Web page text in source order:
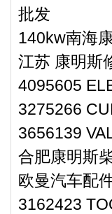
批发
140kw南海
江苏 康明斯
4095605
3275266
3656139
合肥康明斯
欧曼汽车配
3162423